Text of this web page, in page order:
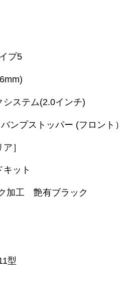
プ5
システム(2.0インチ)
ンプストッパー (フロント）
］
キット
ク加工 艶有ブラック
型